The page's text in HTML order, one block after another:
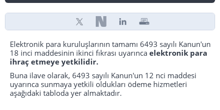
Elektronik para kuruluşlarının tamamı 6493 sayılı Kanun'un
18 inci maddesinin ikinci fıkrası uyarıncaelektronik para
ihraç etmeye yetkilidir.
Buna ilave olarak, 6493 sayılı Kanun'un 12 nci maddesi
uyarınca sunmaya yetkili oldukları ödeme hizmetleri
aşağıdaki tabloda yer almaktadır.